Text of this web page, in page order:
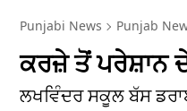
Punjabi News Punjab
ਕਰਜ਼ੇ ਤੋਂ ਪਰੇਸ਼ਾਨ ਦੇ
ਲਖਵਿੰਦਰ ਸਕੂਲ ਬੱਸ